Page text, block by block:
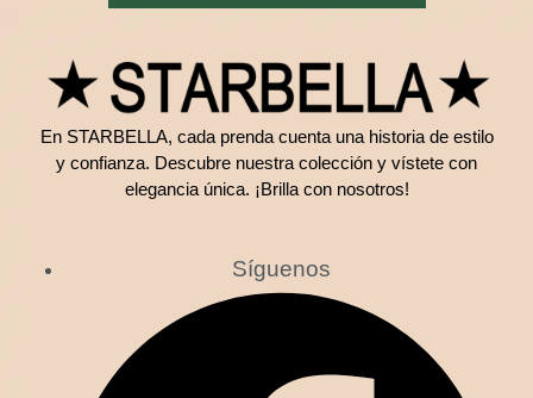
En STARBELLA, cada prenda cuenta una historia de estilo
y confianza. Descubre nuestra colección y vístete con
elegancia única. ¡Brilla con nosotros!
Síguenos